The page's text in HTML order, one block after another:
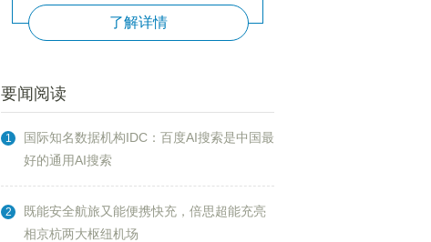
了解详情
要闻阅读
1
国际知名数据机构IDC：百度AI搜索是中国最
好的通用AI搜索
2
既能安全航旅又能便携快充，倍思超能充亮
相京杭两大枢纽机场